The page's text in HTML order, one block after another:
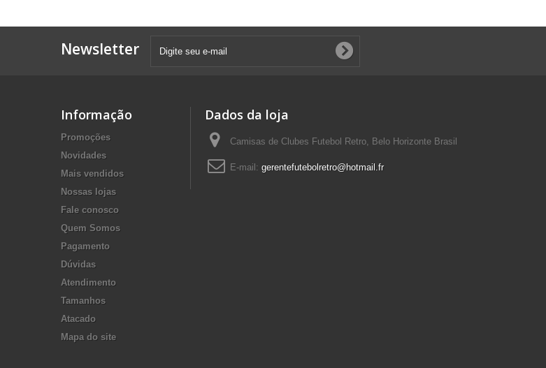
Newsletter
Informação
Promoções
Novidades
Mais vendidos
Nossas lojas
Fale conosco
Quem Somos
Pagamento
Dúvidas
Atendimento
Tamanhos
Atacado
Mapa do site
Dados da loja
Camisas de Clubes Futebol Retro, Belo Horizonte Brasil
E-mail: gerentefutebolretro@hotmail.fr